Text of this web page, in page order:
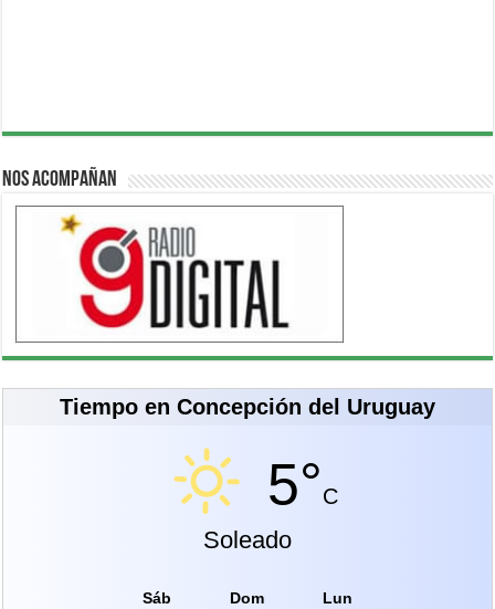
Nos acompañan
Tiempo en Concepción del Uruguay
5°C
Soleado
Sáb Dom Lun